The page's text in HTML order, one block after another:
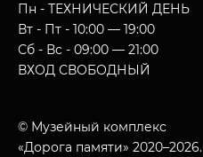
Пн - ТЕХНИЧЕСКИЙ ДЕНЬ
Вт - Пт - 10:00 — 19:00
Сб - Вс - 09:00 — 21:00
ВХОД СВОБОДНЫЙ
© Музейный комплекс
«Дорога памяти» 2020–2026.